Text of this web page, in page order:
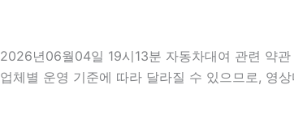
2026년06월04일 19시13분 자동차대여 관련 약관
업체별 운영 기준에 따라 달라질 수 있으므로, 영